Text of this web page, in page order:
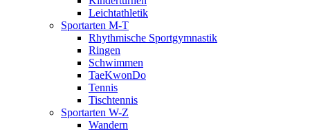
Leichtathletik
Sportarten M-T
Rhythmische Sportgymnastik
Ringen
Schwimmen
TaeKwonDo
Tennis
Tischtennis
Sportarten W-Z
Wandern